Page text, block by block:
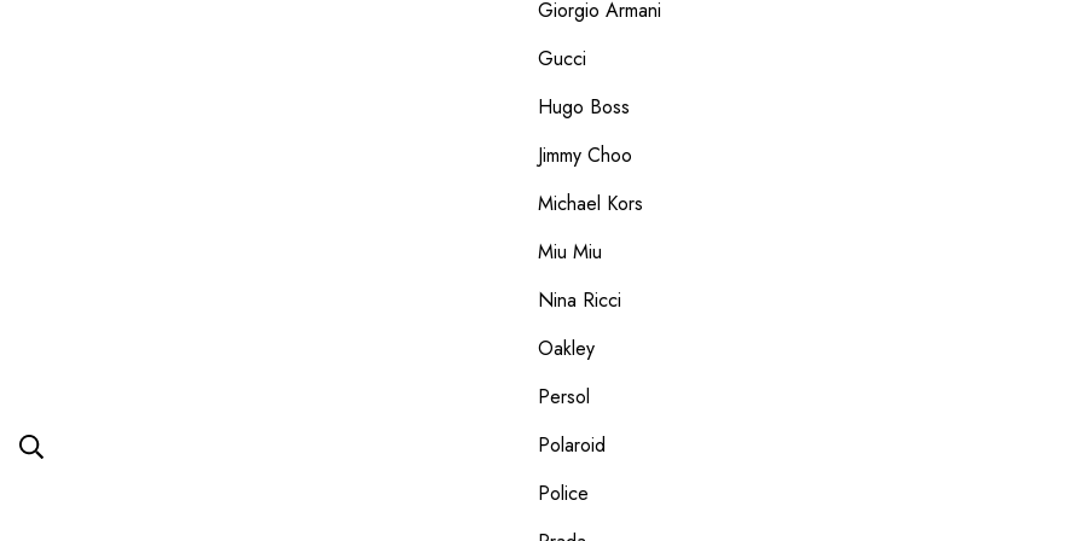
Giorgio Armani
Gucci
Hugo Boss
Jimmy Choo
Michael Kors
Miu Miu
Nina Ricci
Oakley
Persol
Polaroid
Police